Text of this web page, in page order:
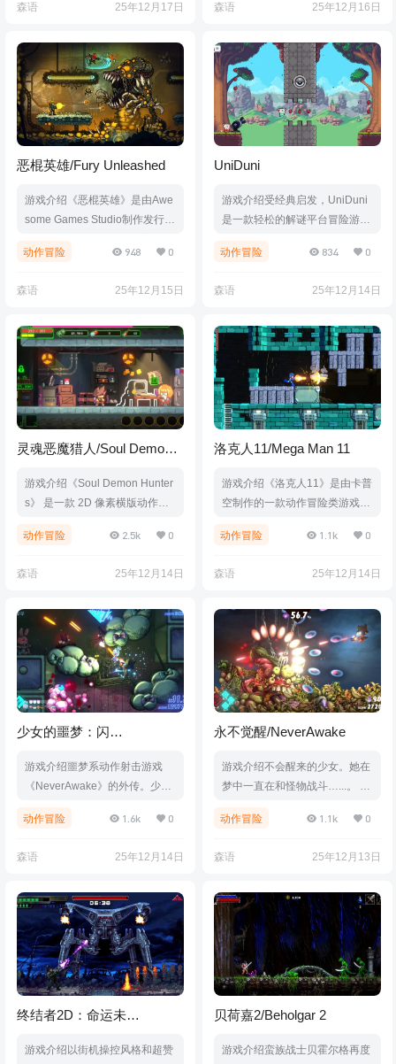
应、策略和求生意志。游戏视频
29|容量396MB|官方简体中文|支
持键盘.鼠标.手柄
森语 25年12月17日
戏视频游戏截图版本介绍Build.1
文|支持键盘.鼠标.手柄
森语 25年12月16日
恶棍英雄/Fury Unleashed
游戏介绍《恶棍英雄》是由Awe
some Games Studio制作发行的
的平台射击游戏。游戏以快节奏
成等级与各种各样的物品，让每
闪亮，充满现代感和高清的2D
设计。游戏视频游戏截图中文设
置OPTIONS-LANGUAGE-简体
中文版本介绍Build.21021093|
容量1.12GB|官方简体中文|支持
动作冒险 948 0
森语 25年12月15日
UniDuni
游戏介绍受经典启发，UniDuni
是一款轻松的解谜平台冒险游
一起跨越手工制作的关卡或挑战
频游戏截图版本介绍Build.2113
文|支持键盘.鼠标.手柄
动作冒险 834 0
森语 25年12月14日
灵魂恶魔猎人/Soul Demon
游戏介绍《Soul Demon Hunter
s》 是一款 2D 像素横版动作游
“詹姆斯”，与无数怪异战斗，并
力的女性怪异。在混乱吞噬世界
游戏截图版本介绍Build.211602
97|容量588MB|官方简体中文|支
持键盘.鼠标.手柄
动作冒险 2.5k 0
森语 25年12月14日
洛克人11/Mega Man 11
游戏介绍《洛克人11》是由卡普
空制作的一款动作冒险类游戏。
作。秉承着系列一贯的硬核风格
了2.5D的设计，游戏角色与环境
截图中文设置OPTIONS-Langua
ge-Display Language-简体中
文-ESC-ESC版本介绍Build.197
19606|容量2.1GB|官方简体中
文|支持键盘.鼠标.手柄|赠…
动作冒险 1.1k 0
森语 25年12月14日
少女的噩梦：闪
FLASHBACK
游戏介绍噩梦系动作射击游戏
《NeverAwake》的外传。少女
基础上，已焕然重生Roguelite
本介绍Build.21111438|容量1.06
标.手柄
动作冒险 1.6k 0
森语 25年12月14日
永不觉醒/NeverAwake
游戏介绍不会醒来的少女。她在
梦中一直在和怪物战斗…...。 "N
界观与富有原创性游戏规则的噩
游戏截图版本介绍Build.210813
键盘.鼠标.手柄
动作冒险 1.1k 0
森语 25年12月13日
终结者2D：命运未
游戏介绍以街机操控风格和超赞
贝荷嘉2/Beholgar 2
游戏介绍蛮族战士贝霍尔格再度